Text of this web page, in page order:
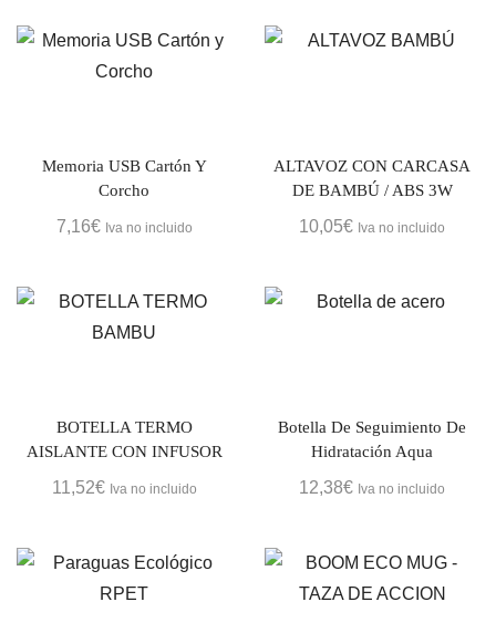
Memoria USB Cartón Y
Corcho
7,16€ Iva no incluido
ALTAVOZ CON CARCASA
DE BAMBÚ / ABS 3W
10,05€ Iva no incluido
BOTELLA TERMO
AISLANTE CON INFUSOR
11,52€ Iva no incluido
Botella De Seguimiento De
Hidratación Aqua
12,38€ Iva no incluido